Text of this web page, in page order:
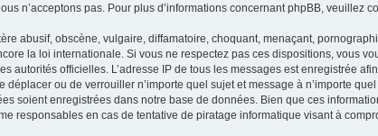
n’acceptons pas. Pour plus d’informations concernant phpBB, veuillez
abusif, obscène, vulgaire, diffamatoire, choquant, menaçant,
la loi internationale. Si vous ne respectez pas ces dispositions, vous
autorités officielles. L’adresse IP de tous les messages est enregistrée
ou de verrouiller n’importe quel sujet et message à n’importe
soient enregistrées dans notre base de données. Bien que ces
responsables en cas de tentative de piratage informatique visant à